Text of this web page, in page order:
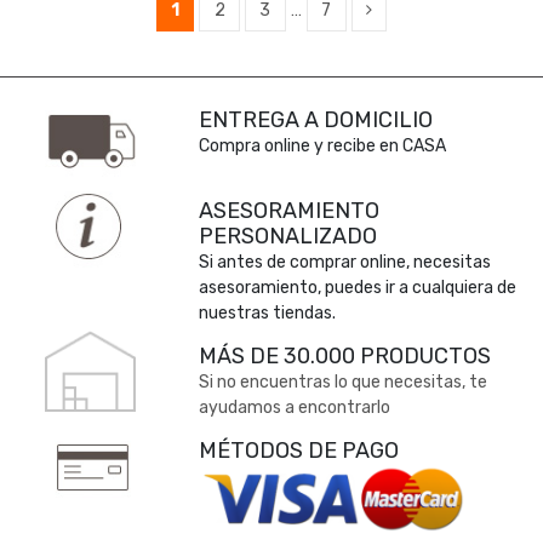
1 2 3 … 7
ENTREGA A DOMICILIO
Compra online y recibe en CASA
ASESORAMIENTO
PERSONALIZADO
Si antes de comprar online, necesitas
asesoramiento, puedes ir a cualquiera de
nuestras tiendas.
MÁS DE 30.000 PRODUCTOS
Si no encuentras lo que necesitas, te
ayudamos a encontrarlo
MÉTODOS DE PAGO